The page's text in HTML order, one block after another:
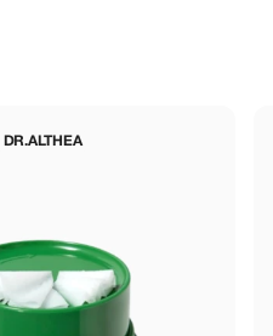
DR.ALTHEA